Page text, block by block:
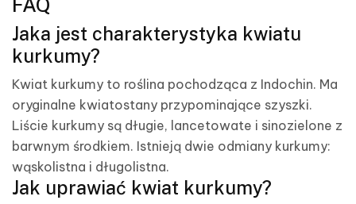
Jaka jest charakterystyka kwiatu
kurkumy?
Kwiat kurkumy to roślina pochodząca z Indochin. Ma
oryginalne kwiatostany przypominające szyszki.
Liście kurkumy są długie, lancetowate i sinozielone z
barwnym środkiem. Istnieją dwie odmiany kurkumy:
wąskolistna i długolistna.
Jak uprawiać kwiat kurkumy?